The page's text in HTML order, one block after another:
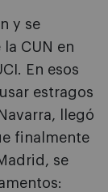
y se
CUN en
En esos
estragos
llegó
finalmente
se